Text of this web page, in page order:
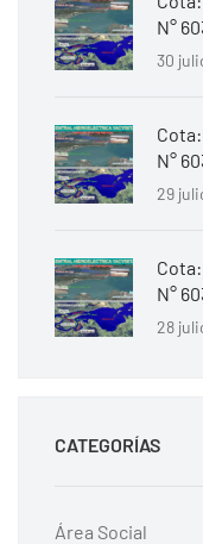
N°
30
N°
29
N°
28
CATEGORÍAS
Área Social